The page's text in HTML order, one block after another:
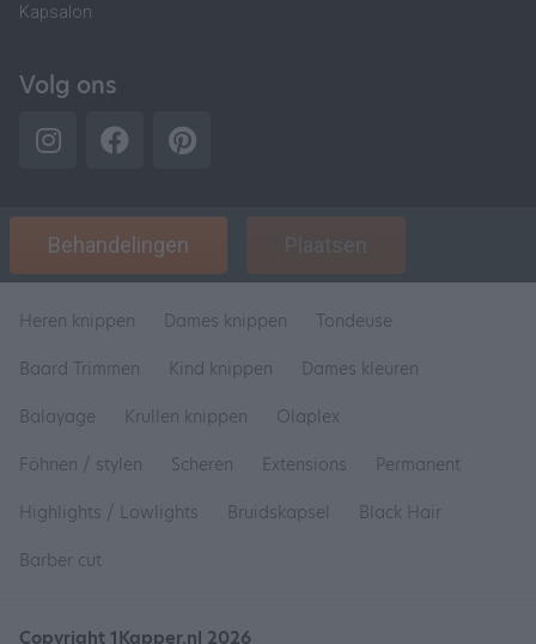
Kapsalon
Volg ons
Behandelingen Plaatsen
Heren knippen Dames knippen
Tondeuse
Baard Trimmen
Kind knippen
Dames kleuren
Balayage
Krullen knippen
Olaplex
Föhnen / stylen
Scheren Extensions
Permanent
Highlights / Lowlights
Bruidskapsel
Black Hair
Barber cut
Copyright 1Kapper.nl 2026